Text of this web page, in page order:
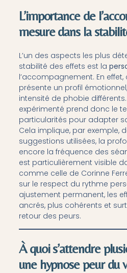
L’importance de
mesure dans la
L’un des aspects les plus
stabilité des effets est la
l’accompagnement. En
présente un profil
intensité de phobie
expérimenté prend donc le
particularités pour adapter
Cela implique, par exemple,
suggestions utilisées, la
encore la fréquence des
est particulièrement visible
comme celle de Corinne
sur le respect du rythme
ajustement permanent, les
ancrés, plus cohérents et
retour des peurs.
À quoi s’attendre
une hypnose peur du